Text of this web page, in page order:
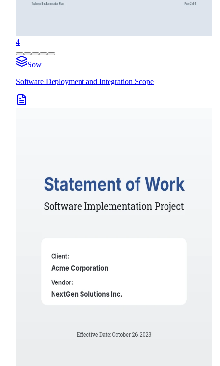
4
Sow
Software Deployment and Integration Scope